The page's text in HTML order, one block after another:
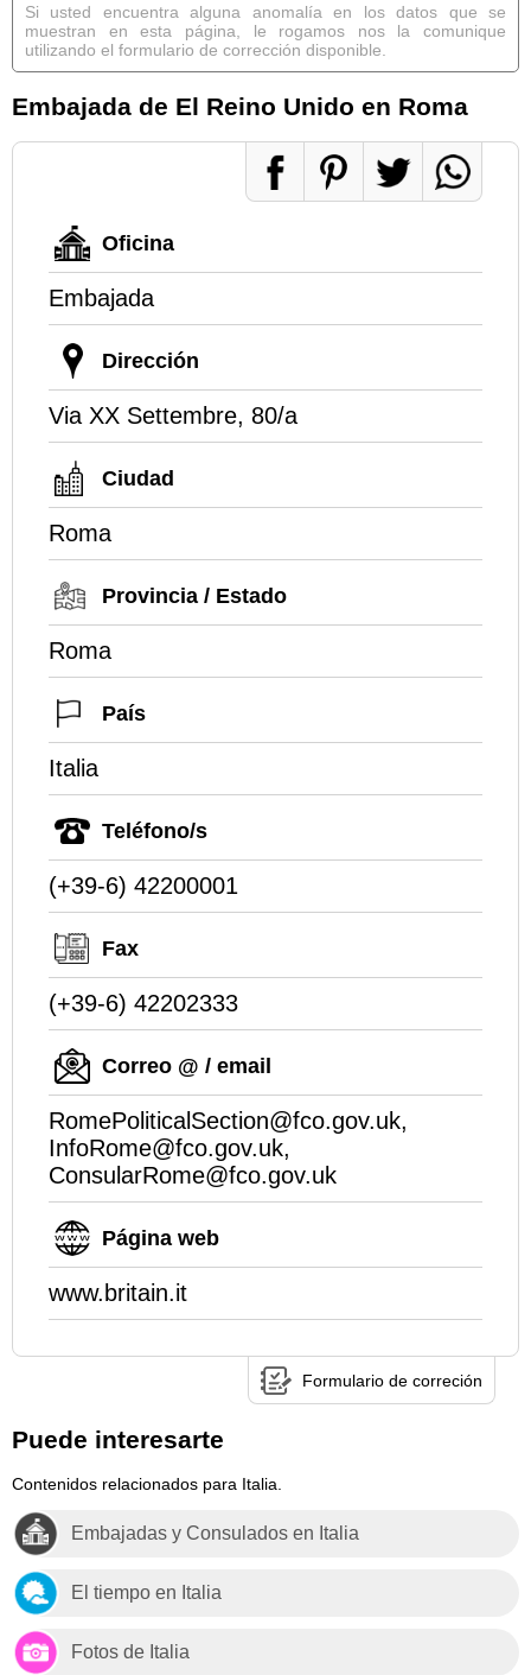
Si usted encuentra alguna anomalía en los datos que se
muestran en esta página, le rogamos nos la comunique
utilizando el formulario de corrección disponible.
Embajada de El Reino Unido en Roma
Oficina
Embajada
Dirección
Via XX Settembre, 80/a
Ciudad
Roma
Provincia / Estado
Roma
País
Italia
Teléfono/s
(+39-6) 42200001
Fax
(+39-6) 42202333
Correo @ / email
RomePoliticalSection@fco.gov.uk,
InfoRome@fco.gov.uk,
ConsularRome@fco.gov.uk
Página web
www.britain.it
Formulario de correción
Puede interesarte
Contenidos relacionados para Italia.
Embajadas y Consulados en Italia
El tiempo en Italia
Fotos de Italia